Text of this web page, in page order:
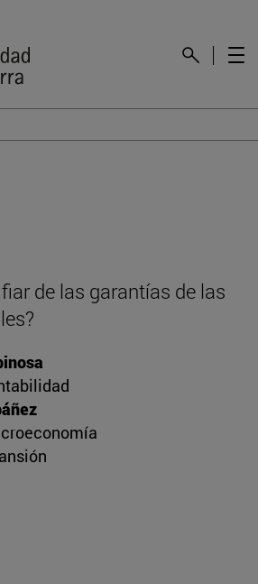
de las garantías de las